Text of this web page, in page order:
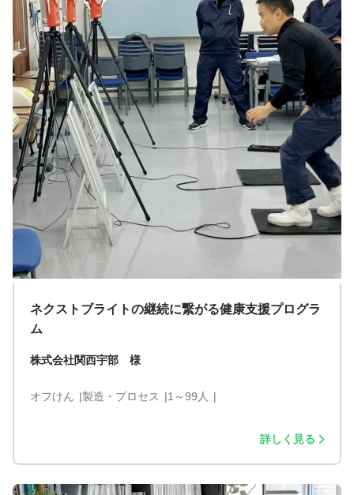
ネクストブライトの継続に繋がる健康支援プログラ
ム
株式会社関西宇部 様
オフけん 製造・プロセス 1～99人
詳しく見る